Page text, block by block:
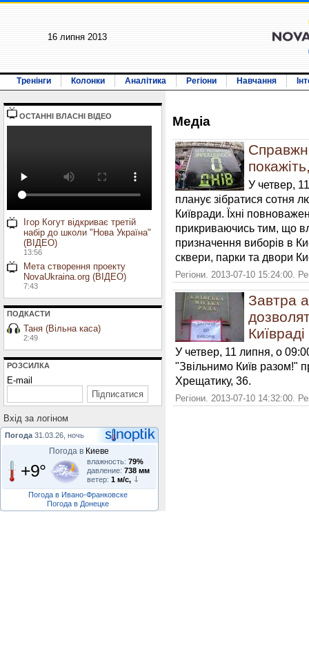
16 липня 2013
Тренінги Колонки Аналітика Регіони Навчання
ОСТАННI ВЛАСНI ВIДЕО
Ігор Когут відкриває третій
набір до школи "Нова Україна"
(ВІДЕО)
13:56
Мета створення проекту
NovaUkraina.org (ВІДЕО)
7:43
ПОДКАСТИ
Таня (Вільна каса)
2:49
РОЗСИЛКА
E-mail
Вхiд за логiном
Погода 31.03.26, ночь
Погода в Киеве
+9° влажность: 79%
давление: 738 мм
ветер: 1 м/с,
Погода в Ивано-Франковске
Погода в Донецке
Медiа
У четвер,
планує зібратися сотня
Київради. Їхні
прикриваючись тим, що
призначення виборів в
сквери, парки та двори
Регіони. 2013-07-10 15:24:00.
Завтра
Київраді
У четвер, 11 липня, о
"Звільнимо Київ разом!"
Хрещатику, 36.
Регіони. 2013-07-10 14:32:00.